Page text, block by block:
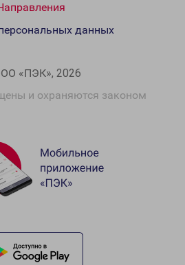
«ПЭК», 2026
и охраняются законом
данных